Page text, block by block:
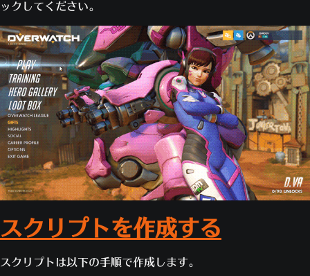
ックしてください。
スクリプトを作成する
スクリプトは以下の手順で作成します。